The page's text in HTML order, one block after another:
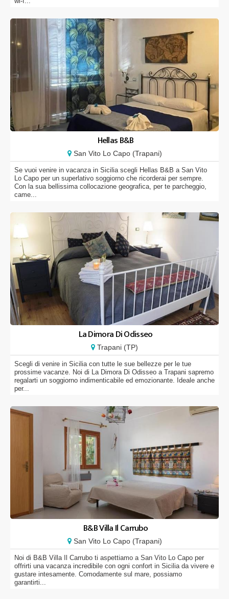
Hellas B&B
San Vito Lo Capo (Trapani)
Se vuoi venire in vacanza in Sicilia scegli Hellas B&B a San Vito
Lo Capo per un superlativo soggiorno che ricorderai per sempre.
Con la sua bellissima collocazione geografica, per te parcheggio,
came...
La Dimora Di Odisseo
Trapani (TP)
Scegli di venire in Sicilia con tutte le sue bellezze per le tue
prossime vacanze. Noi di La Dimora Di Odisseo a Trapani sapremo
regalarti un soggiorno indimenticabile ed emozionante. Ideale anche
per...
B&B Villa Il Carrubo
San Vito Lo Capo (Trapani)
Noi di B&B Villa Il Carrubo ti aspettiamo a San Vito Lo Capo per
offrirti una vacanza incredibile con ogni confort in Sicilia da vivere e
gustare intesamente. Comodamente sul mare, possiamo
garantirti...